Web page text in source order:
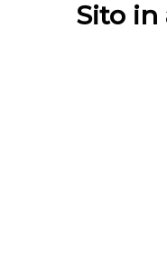
Sito